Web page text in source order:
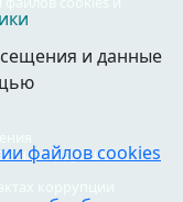
коррупции в
коррупции
и данные
файлов cookies